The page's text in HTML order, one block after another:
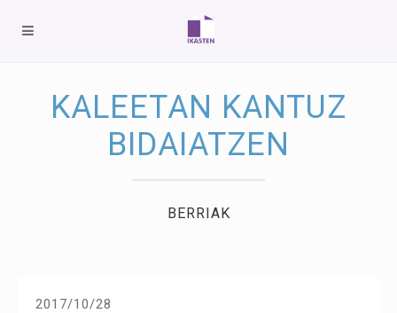
KALEETAN KANTUZ
BIDAIATZEN
BERRIAK
2017/10/28